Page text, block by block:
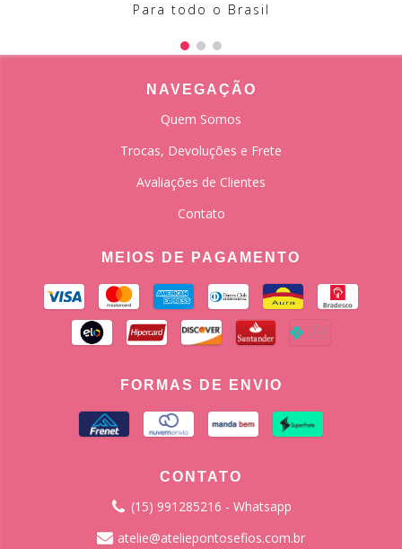
Para todo o Brasil
NAVEGAÇÃO
Quem Somos
Trocas, Devoluções e Frete
Avaliações de Clientes
Contato
MEIOS DE PAGAMENTO
FORMAS DE ENVIO
CONTATO
(15) 991285216 - Whatsapp
atelie@ateliepontosefios.com.br